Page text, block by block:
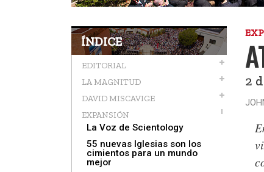
ÍNDICE
EDITORIAL
LA MAGNITUD
DAVID MISCAVIGE
EXPANSIÓN
La Voz de Scientology
55 nuevas Iglesias son los
cimientos para un mundo
mejor
2